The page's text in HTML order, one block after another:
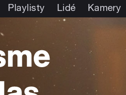
Playlisty Lidé Kamery